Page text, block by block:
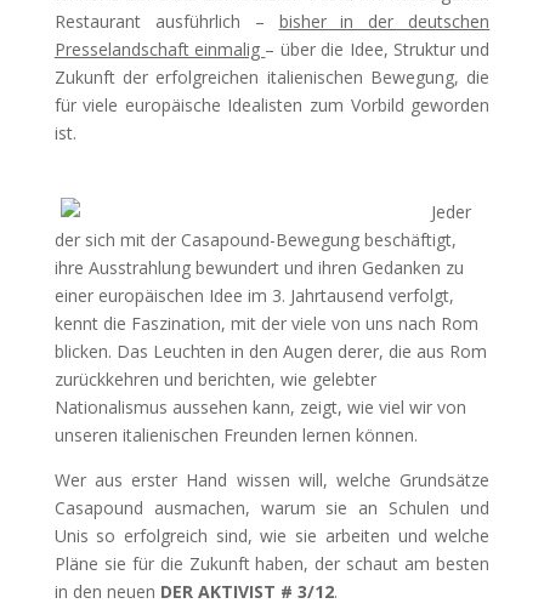
Restaurant ausführlich – bisher in der deutschen
Presselandschaft einmalig – über die Idee, Struktur und
Zukunft der erfolgreichen italienischen Bewegung, die
für viele europäische Idealisten zum Vorbild geworden
ist.
Jeder
der sich mit der Casapound-Bewegung beschäftigt,
ihre Ausstrahlung bewundert und ihren Gedanken zu
einer europäischen Idee im 3. Jahrtausend verfolgt,
kennt die Faszination, mit der viele von uns nach Rom
blicken. Das Leuchten in den Augen derer, die aus Rom
zurückkehren und berichten, wie gelebter
Nationalismus aussehen kann, zeigt, wie viel wir von
unseren italienischen Freunden lernen können.
Wer aus erster Hand wissen will, welche Grundsätze
Casapound ausmachen, warum sie an Schulen und
Unis so erfolgreich sind, wie sie arbeiten und welche
Pläne sie für die Zukunft haben, der schaut am besten
in den neuen DER AKTIVIST # 3/12.